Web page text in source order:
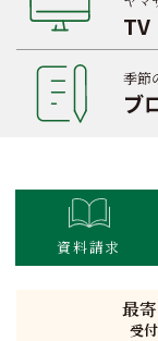
TV
季節
ブ
資料請求
最
受